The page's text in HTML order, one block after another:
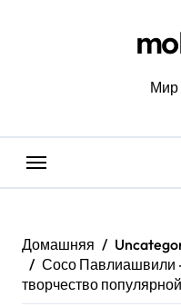
Мир
Домашняя
Сосо Павлиашвили
творчество